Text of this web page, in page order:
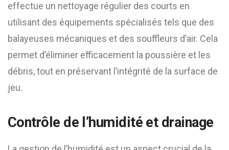
effectue un nettoyage régulier des courts en
utilisant des équipements spécialisés tels que des
balayeuses mécaniques et des souffleurs d’air. Cela
permet d’éliminer efficacement la poussière et les
débris, tout en préservant l’intégrité de la surface de
jeu.
Contrôle de l’humidité et drainage